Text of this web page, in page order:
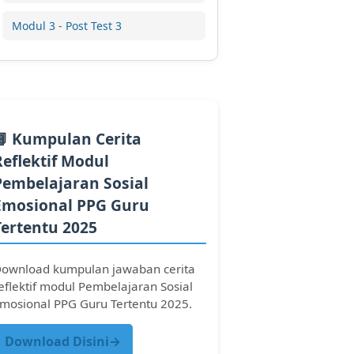
Modul 3 - Post Test 3
Kumpulan Cerita
Modul
Sosial
PPG Guru
2025
kumpulan jawaban cerita
modul Pembelajaran Sosial
PPG Guru Tertentu 2025.
Download Disini→